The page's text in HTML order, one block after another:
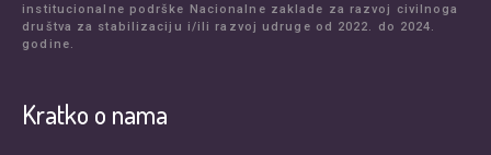
institucionalne podrške Nacionalne zaklade za razvoj civilnoga
društva za stabilizaciju i/ili razvoj udruge od 2022. do 2024.
godine.
Kratko o nama